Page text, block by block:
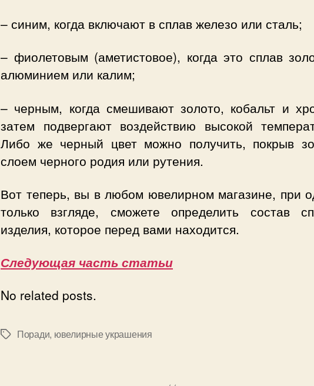
– синим, когда включают в сплав железо или сталь;
– фиолетовым (аметистовое), когда это сплав
алюминием или калим;
– черным, когда смешивают золото, кобальт и
затем подвергают воздействию высокой
Либо же черный цвет можно получить, покрыв
слоем черного родия или рутения.
Вот теперь, вы в любом ювелирном магазине, при
только взгляде, сможете определить состав
изделия, которое перед вами находится.
Следующая часть статьи
No related posts.
Позначки
Поради, ювелирные украшения